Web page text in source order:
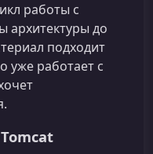
работы с
архитектуры до
подходит
уже работает с